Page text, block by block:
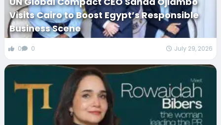
Visits Cairo to Boost Egypt’s Responsible
Business Scene
0 0 July 29, 2026